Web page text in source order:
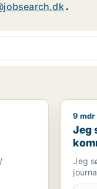
.
/ Jeg
9 mdr
Jeg
Jeg